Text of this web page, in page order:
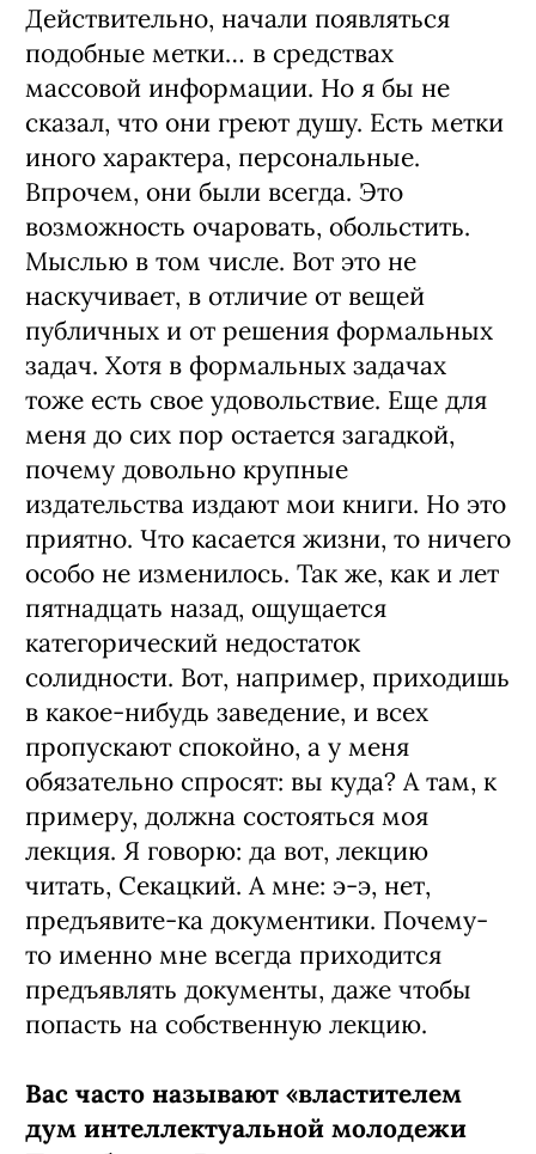
Действительно, начали появляться
подобные метки… в средствах
массовой информации. Но я бы не
сказал, что они греют душу. Есть метки
иного характера, персональные.
Впрочем, они были всегда. Это
возможность очаровать, обольстить.
Мыслью в том числе. Вот это не
наскучивает, в отличие от вещей
публичных и от решения формальных
задач. Хотя в формальных задачах
тоже есть свое удовольствие. Еще для
меня до сих пор остается загадкой,
почему довольно крупные
издательства издают мои книги. Но это
приятно. Что касается жизни, то ничего
особо не изменилось. Так же, как и лет
пятнадцать назад, ощущается
категорический недостаток
солидности. Вот, например, приходишь
в какое-нибудь заведение, и всех
пропускают спокойно, а у меня
обязательно спросят: вы куда? А там, к
примеру, должна состояться моя
лекция. Я говорю: да вот, лекцию
читать, Секацкий. А мне: э-э, нет,
предъявите-ка документики. Почему-
то именно мне всегда приходится
предъявлять документы, даже чтобы
попасть на собственную лекцию.
Вас часто называют «властителем
дум интеллектуальной молодежи